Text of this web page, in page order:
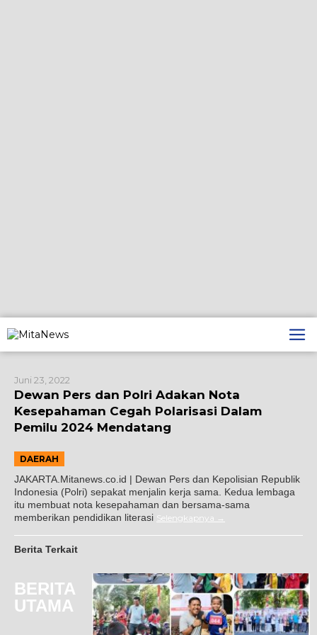
ke
konten
Juni 23, 2022
Dewan Pers dan Polri Adakan Nota
Kesepahaman Cegah Polarisasi Dalam
Pemilu 2024 Mendatang
DAERAH
JAKARTA.Mitanews.co.id | Dewan Pers dan Kepolisian Republik
Indonesia (Polri) sepakat menjalin kerja sama. Kedua lembaga
itu membuat nota kesepahaman dan bersama-sama
memberikan pendidikan literasi Selengkapnya
Berita Terkait
BERITA
UTAMA